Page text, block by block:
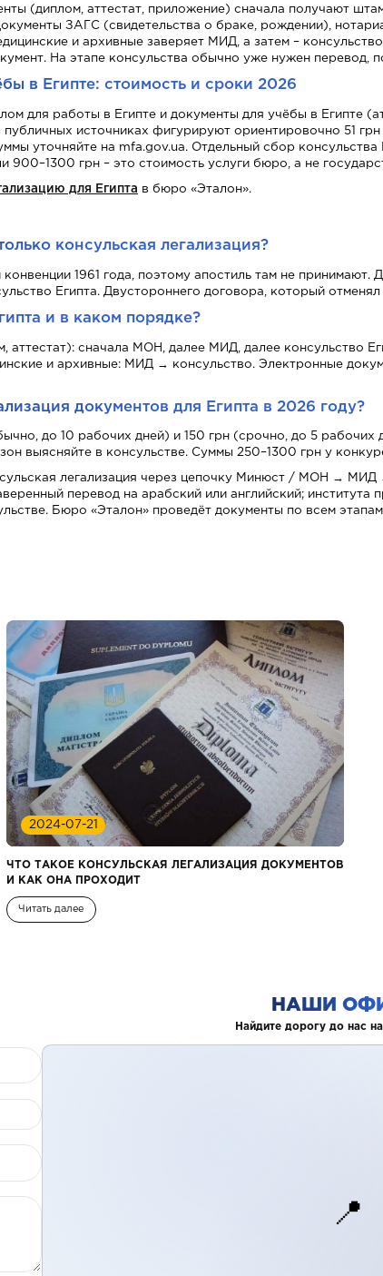
(диплом, аттестат, приложение) сначала получают
ЗАГС (свидетельства о браке, рождении),
и архивные заверяет МИД, а затем –
На этапе консульства обычно уже нужен перевод,
в Египте: стоимость и сроки 2026
для работы в Египте и документы для учёбы в Египте
источниках фигурируют ориентировочно 51
уточняйте на mfa.gov.ua. Отдельный сбор консульства
900–1300 грн – это стоимость услуги бюро, а не
для Египта в бюро «Эталон».
консульская легализация?
конвенции 1961 года, поэтому апостиль там не
Египта. Двустороннего договора, который
и в каком порядке?
аттестат): сначала МОН, далее МИД, далее консульство
и архивные: МИД → консульство. Электронные
документов для Египта в 2026 году?
до 10 рабочих дней) и 150 грн (срочно, до 5 рабочих
выясняйте в консульстве. Суммы 250–1300 грн у
легализация через цепочку Минюст / МОН → МИД
перевод на арабский или английский;
Бюро «Эталон» проведёт документы по всем
2024-07-21
ЧТО ТАКОЕ КОНСУЛЬСКАЯ ЛЕГАЛИЗАЦИЯ ДОКУМЕНТОВ
И КАК ОНА ПРОХОДИТ
Читать далее
НАШИ
Найдите дорогу до нас
📍